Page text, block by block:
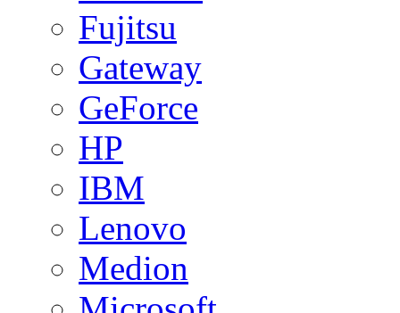
Fujitsu
Gateway
GeForce
HP
IBM
Lenovo
Medion